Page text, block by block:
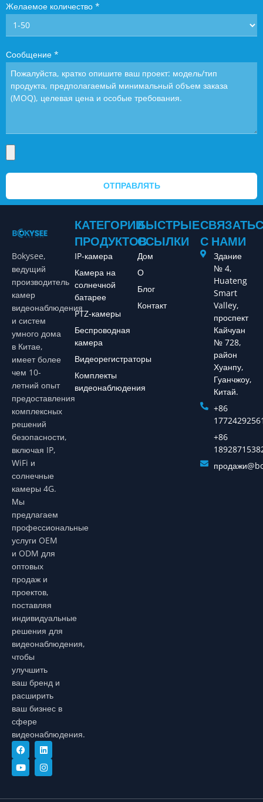
Желаемое количество *
Сообщение *
ОТПРАВЛЯТЬ
Bokysee,
ведущий
производитель
камер
видеонаблюдения
и систем
умного дома
в Китае,
имеет более
чем 10-
летний опыт
предоставления
комплексных
решений
безопасности,
включая IP,
WiFi и
солнечные
камеры 4G.
Мы
предлагаем
профессиональные
услуги OEM
и ODM для
оптовых
продаж и
проектов,
поставляя
индивидуальные
решения для
видеонаблюдения,
чтобы
улучшить
ваш бренд и
расширить
ваш бизнес в
сфере
видеонаблюдения.
КАТЕГОРИИ
ПРОДУКТОВ
IP-камера
Камера на
солнечной
батарее
PTZ-камеры
Беспроводная
камера
Видеорегистраторы
Комплекты
видеонаблюдения
БЫСТРЫЕ
ССЫЛКИ
Дом
О
Блог
Контакт
С НАМИ
Здание
№ 4,
Huateng
Smart
Valley,
проспект
Кайчуан
№ 728,
район
Хуанпу,
Гуанчжоу,
Китай.
+86
+86